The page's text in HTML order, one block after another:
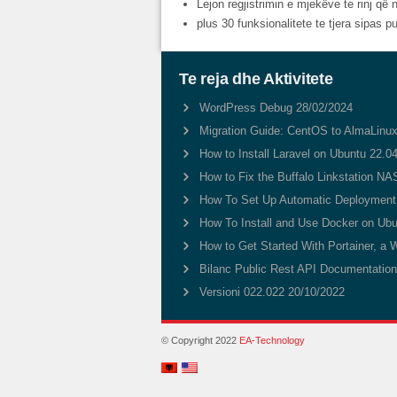
Lejon regjistrimin e mjekëve te rinj që
plus 30 funksionalitete te tjera sipas
Te reja dhe Aktivitete
WordPress Debug 28/02/2024
Migration Guide: CentOS to
How to Install Laravel on Ubuntu
How to Fix the Buffalo Linkstation
How To Set Up Automatic
How To Install and Use Docker on
How to Get Started With Portainer, a
Bilanc Public Rest API Documentation
Versioni 022.022 20/10/2022
© Copyright 2022 EA-Technology